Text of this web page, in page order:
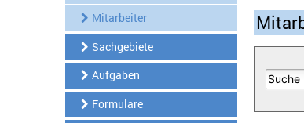
Mitarbeiter
Sachgebiete
Aufgaben
Formulare